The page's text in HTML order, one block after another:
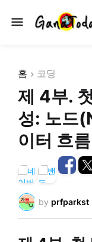
홈 코딩
제 4부.
성: 노드
이터 흐
by prfparkst